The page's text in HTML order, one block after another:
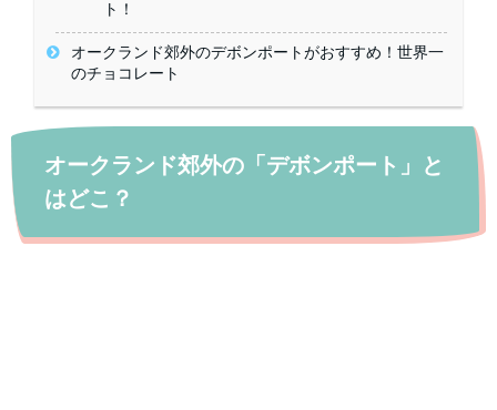
ト！
オークランド郊外のデボンポートがおすすめ！世界一
のチョコレート
オークランド郊外の「デボンポート」と
はどこ？